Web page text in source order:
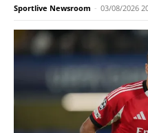
Sportlive Newsroom - 03/08/2026